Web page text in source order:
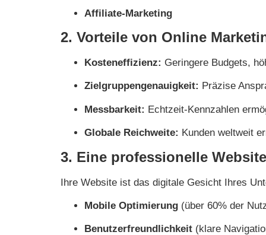
Affiliate-Marketing
2. Vorteile von Online
Kosteneffizienz: Geringere Budgets,
Zielgruppengenauigkeit: Präzise
Messbarkeit: Echtzeit-Kennzahlen
Globale Reichweite: Kunden weltweit
3. Eine professionelle
Ihre Website ist das digitale Gesicht Ihres
Mobile Optimierung (über 60% der
Benutzerfreundlichkeit (klare